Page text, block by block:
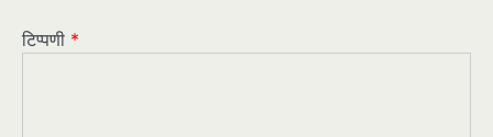
टिप्पणी *